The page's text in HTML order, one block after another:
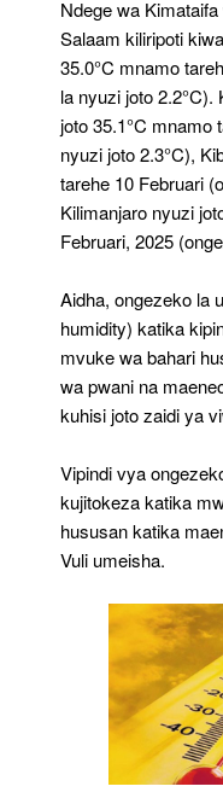
Ndege wa
Salaam kiliripoti
35.0°C mnamo
la nyuzi joto 2.2°C).
joto 35.1°C mnamo
nyuzi joto 2.3°C),
tarehe 10 Februari
Kilimanjaro nyuzi
Februari, 2025
Aidha, ongezeko la
humidity) katika
mvuke wa bahari
wa pwani na
kuhisi joto zaidi ya
Vipindi vya
kujitokeza katika
hususan katika
Vuli umeisha.